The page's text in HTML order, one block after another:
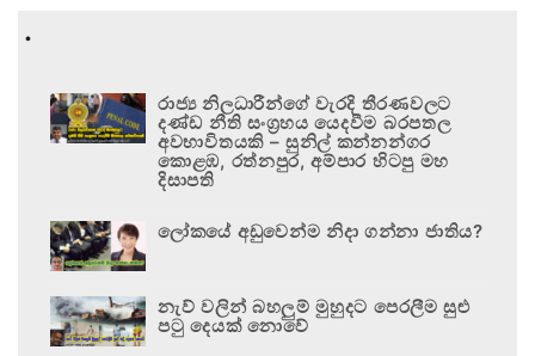
.
රාජ්‍ය නිලධාරීන්ගේ වැරදි තීරණවලට
දණ්ඩ නීති සංග්‍රහය යෙදවීම බරපතල
අවභාවිතයකි – සුනිල් කන්නන්ගර
කොළඹ, රත්නපුර, අම්පාර හිටපු මහ
දිසාපති
ලෝකයේ අඩුවෙන්ම නිදා ගන්නා ජාතිය?
නැව් වලින් බහලුම් මුහුදට පෙරලීම සුළු
පටු දෙයක් නොවේ